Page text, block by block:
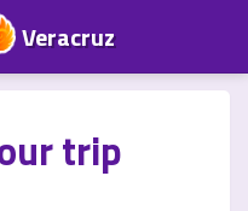
Veracruz
trip